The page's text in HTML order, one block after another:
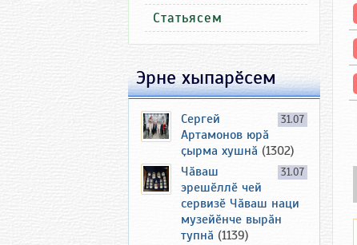
Статьясем
Эрне хыпарӗсем
31.07
Сергей
Артамонов юрӑ
ҫырма хушнӑ (1302)
31.07
Чӑваш
эрешӗллӗ чей
сервизӗ Чӑваш наци
музейӗнче вырӑн
тупнӑ (1139)